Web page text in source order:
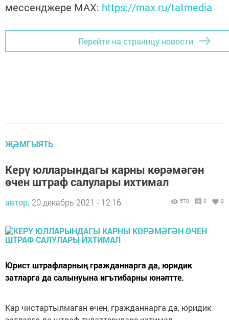
мессенджере MАХ: https://max.ru/tatmedia
Перейти на страницу новости
ҖӘМГЫЯТЬ
Керү юлларындагы карны көрәмәгән
өчен штраф салулары ихтимал
автор, 20 декабрь 2021 - 12:16 570 0 0
Юрист штрафларның гражданнарга да, юридик
затларга да салынуына игътибарны юнәлтте.
Кар чистартылмаган өчен, гражданнарга да, юридик